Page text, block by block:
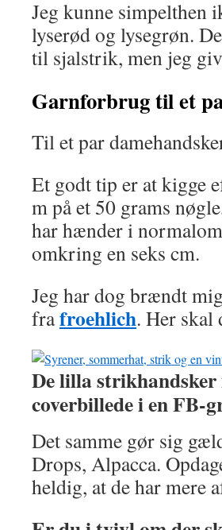
Jeg kunne simpelthen
lyserød og lysegrøn.
til sjalstrik, men jeg
Garnforbrug til et
Til et par
Et godt tip er at kigge
m på et 50 grams
har hænder i
omkring en seks cm.
Jeg har dog brændt
frafroehlich. Her skal
De lilla
coverbillede i en FB-
Det samme gør sig
Drops, Alpacca.
heldig, at de har mere